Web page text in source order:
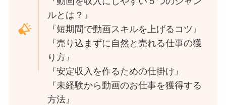
ルとは？』
『短期間で動画スキルを上げるコツ』
『売り込まずに自然と売れる仕事の獲
り方』
『安定収入を作るための仕掛け』
『未経験から動画のお仕事を獲得する
方法』